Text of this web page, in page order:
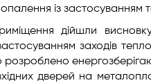
із застосуванням
дійшли
заходів
дверей на